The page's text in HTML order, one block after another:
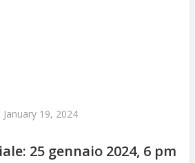
January 19, 2024
25 gennaio 2024, 6 pm